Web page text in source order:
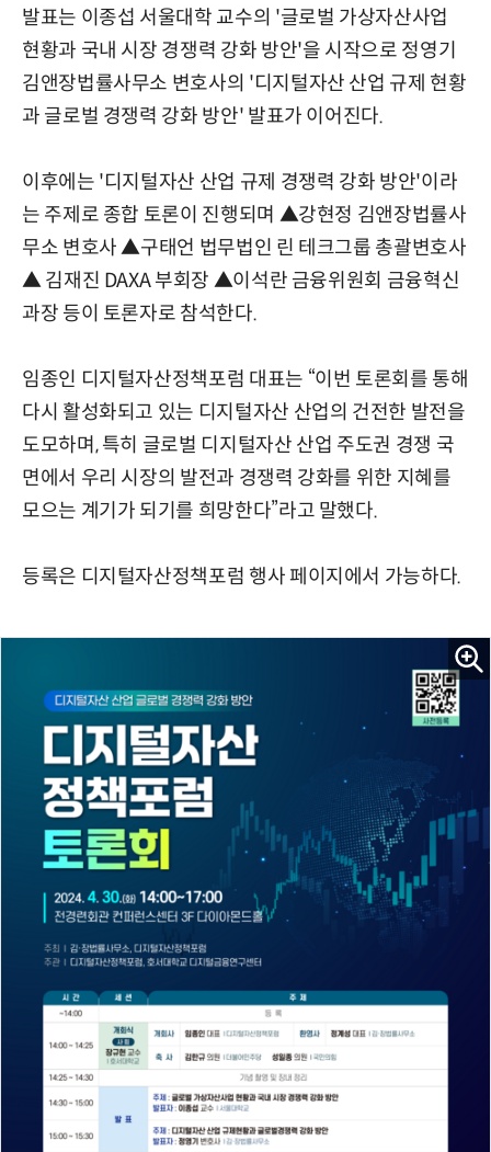
발표는 이종섭 서울대학 교수의 '글로벌 가상자산사업
현황과 국내 시장 경쟁력 강화 방안'을 시작으로 정영기
김앤장법률사무소 변호사의 '디지털자산 산업 규제 현황
과 글로벌 경쟁력 강화 방안' 발표가 이어진다.
이후에는 '디지털자산 산업 규제 경쟁력 강화 방안'이라
는 주제로 종합 토론이 진행되며 ▲강현정 김앤장법률사
무소 변호사 ▲구태언 법무법인 린 테크그룹 총괄변호사
▲ 김재진 DAXA 부회장 ▲이석란 금융위원회 금융혁신
과장 등이 토론자로 참석한다.
임종인 디지털자산정책포럼 대표는 “이번 토론회를 통해
다시 활성화되고 있는 디지털자산 산업의 건전한 발전을
도모하며, 특히 글로벌 디지털자산 산업 주도권 경쟁 국
면에서 우리 시장의 발전과 경쟁력 강화를 위한 지혜를
모으는 계기가 되기를 희망한다”라고 말했다.
등록은 디지털자산정책포럼 행사 페이지 에서 가능하다.